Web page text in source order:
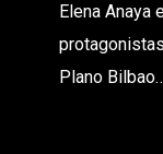
Elena Anaya
Plano